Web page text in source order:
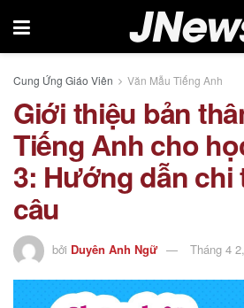
Cung Ứng Giáo Viên Văn Mẫu Tiếng Anh
Giới thiệu bản
Tiếng Anh cho
3: Hướng dẫn chi
câu
bởi Duyên Anh Ngữ Tháng 4